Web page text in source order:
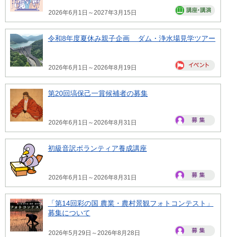
2026年6月1日～2027年3月15日
令和8年度夏休み親子企画 ダム・浄水場見学ツアー
2026年6月1日～2026年8月19日
第20回塙保己一賞候補者の募集
2026年6月1日～2026年8月31日
初級音訳ボランティア養成講座
2026年6月1日～2026年8月31日
「第14回彩の国 農業・農村景観フォトコンテスト」
募集について
2026年5月29日～2026年8月28日